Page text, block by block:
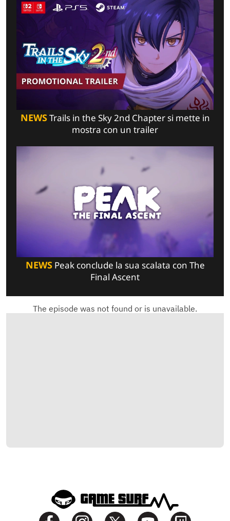
NEWSTrails in the Sky 2nd Chapter si mette in
mostra con un trailer
NEWSPeak conclude la sua scalata con The
Final Ascent